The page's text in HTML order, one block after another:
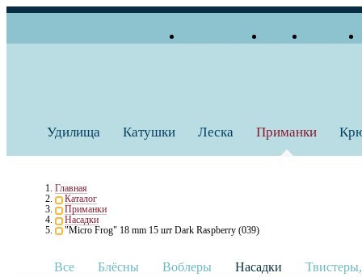
Удилища Катушки Леска Приманки
Главная
Каталог
Приманки
Насадки
"Micro Frog" 18 mm 15 шт Dark Raspberry (039)
Все Блёсны Воблеры Насадки